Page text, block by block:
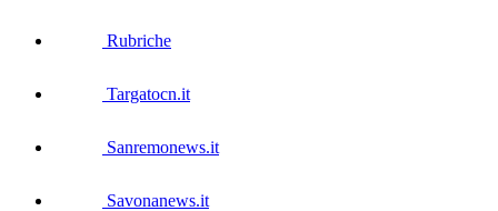
Rubriche
Targatocn.it
Sanremonews.it
Savonanews.it